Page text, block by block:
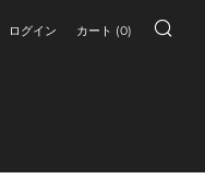
ログイン カート (0)